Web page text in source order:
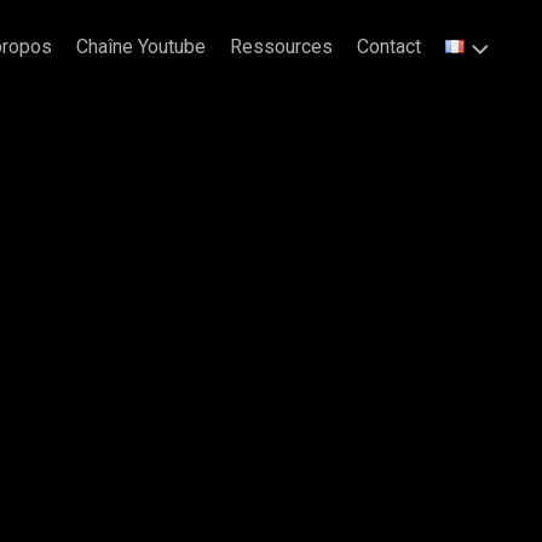
Chaîne Youtube Ressources Contact